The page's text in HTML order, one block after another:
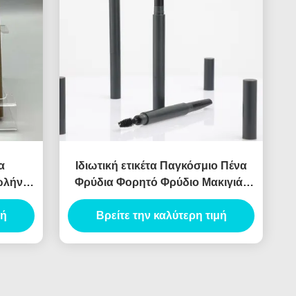
Ιδιωτική ετικέτα Παγκόσμιο Πένα
Φρύδια Φορητό Φρύδιο Μακιγιάζ
Πένα σωλήνα Διπλό άκρο Πένα
Φρύδια Προσαρμοσμένο Πένα
Φρύδια Περιέχει
Βρείτε την καλύτερη τιμή